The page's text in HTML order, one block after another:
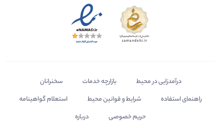
درآمدزایی در محیط بازارچه خدمات
سخنرانان
راهنمای استفاده
شرایط و قوانین محیط
استعلام گواهینامه
حریم خصوصی
درباره